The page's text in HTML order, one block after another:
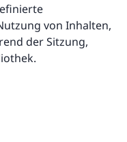
von Inhalten,
der Sitzung,